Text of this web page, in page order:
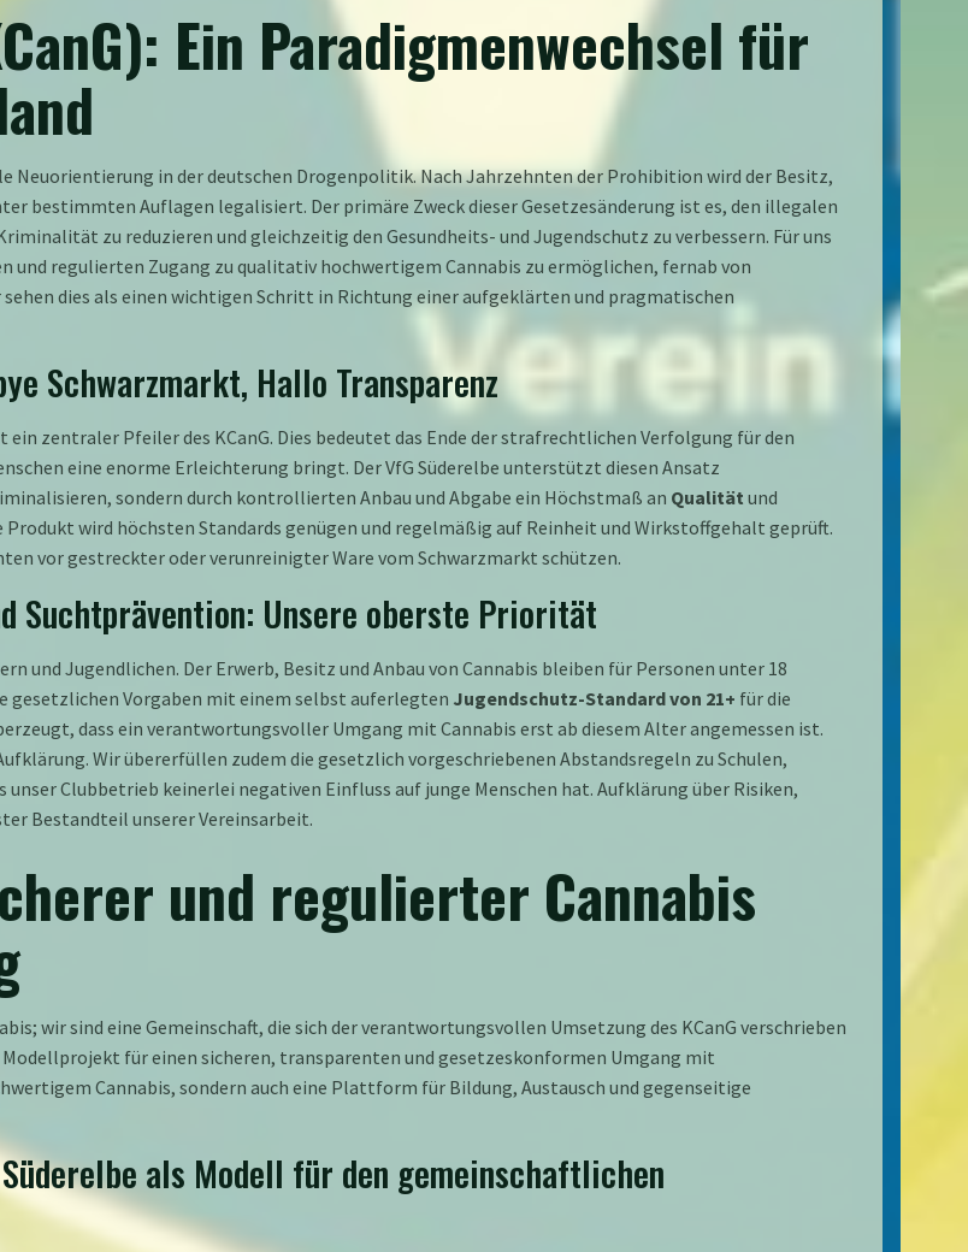
Ein Paradigmenwechsel für
Neuorientierung in der deutschen Drogenpolitik. Nach Jahrzehnten der Prohibition wird der Besitz,
bestimmten Auflagen legalisiert. Der primäre Zweck dieser Gesetzesänderung ist es, den illegalen
zu reduzieren und gleichzeitig den Gesundheits- und Jugendschutz zu verbessern. Für uns
und regulierten Zugang zu qualitativ hochwertigem Cannabis zu ermöglichen, fernab von
dies als einen wichtigen Schritt in Richtung einer aufgeklärten und pragmatischen
Schwarzmarkt, Hallo Transparenz
zentraler Pfeiler des KCanG. Dies bedeutet das Ende der strafrechtlichen Verfolgung für den
eine enorme Erleichterung bringt. Der VfG Süderelbe unterstützt diesen Ansatz
sondern durch kontrollierten Anbau und Abgabe ein Höchstmaß an Qualität und
Produkt wird höchsten Standards genügen und regelmäßig auf Reinheit und Wirkstoffgehalt geprüft.
vor gestreckter oder verunreinigter Ware vom Schwarzmarkt schützen.
Suchtprävention: Unsere oberste Priorität
und Jugendlichen. Der Erwerb, Besitz und Anbau von Cannabis bleiben für Personen unter 18
gesetzlichen Vorgaben mit einem selbst auferlegten Jugendschutz-Standard von 21+ für die
dass ein verantwortungsvoller Umgang mit Cannabis erst ab diesem Alter angemessen ist.
Wir übererfüllen zudem die gesetzlich vorgeschriebenen Abstandsregeln zu Schulen,
Clubbetrieb keinerlei negativen Einfluss auf junge Menschen hat. Aufklärung über Risiken,
Bestandteil unserer Vereinsarbeit.
und regulierter Cannabis
wir sind eine Gemeinschaft, die sich der verantwortungsvollen Umsetzung des KCanG verschrieben
für einen sicheren, transparenten und gesetzeskonformen Umgang mit
Cannabis, sondern auch eine Plattform für Bildung, Austausch und gegenseitige
als Modell für den gemeinschaftlichen